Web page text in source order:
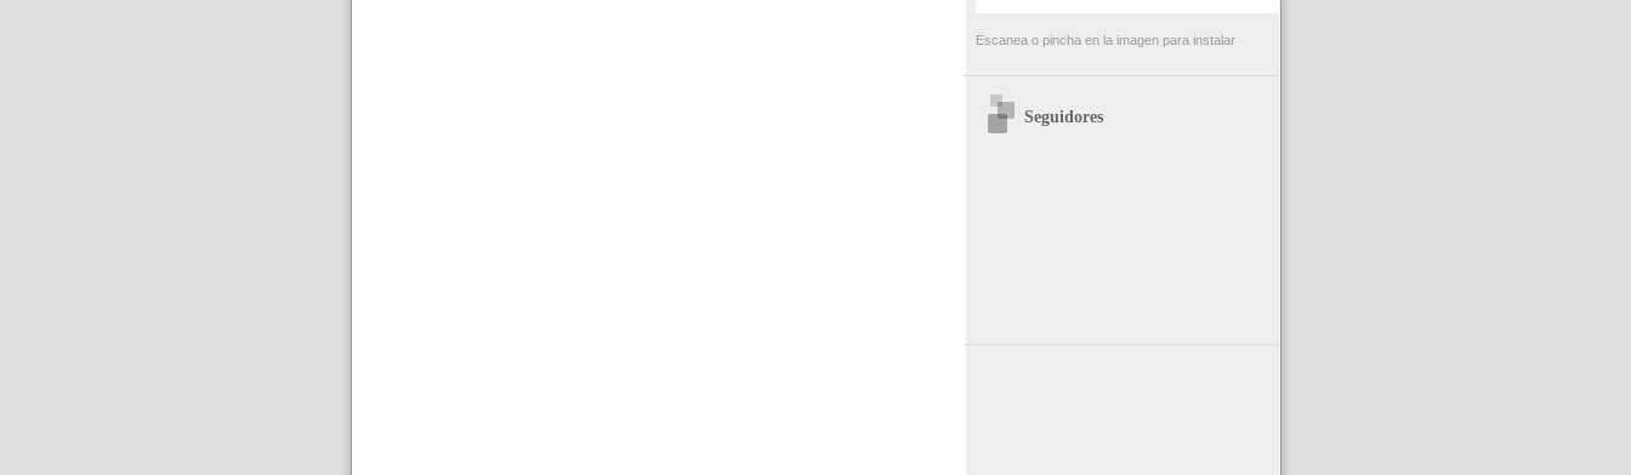
Escanea o pincha en la imagen para instalar
Seguidores